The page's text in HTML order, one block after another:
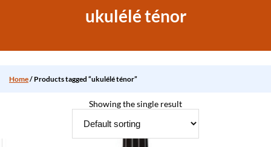
ukulélé ténor
Home/ Products tagged “ukulélé ténor”
Showing the single result